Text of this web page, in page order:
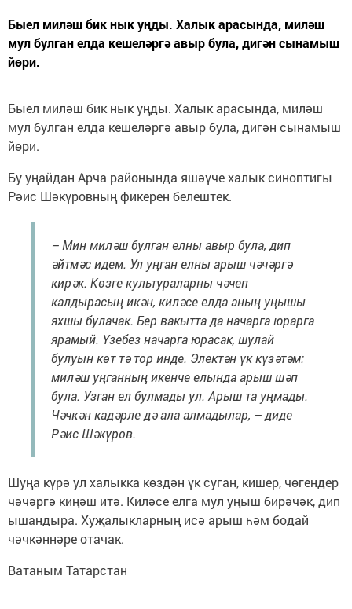
Быел миләш бик нык уңды. Халык арасында, миләш
мул булган елда кешеләргә авыр була, дигән сынамыш
йөри.
Быел миләш бик нык уңды. Халык арасында, миләш
мул булган елда кешеләргә авыр була, дигән сынамыш
йөри.
Бу уңайдан Арча районында яшәүче халык синоптигы
Рәис Шәкүровның фикерен белештек.
– Мин миләш булган елны авыр була, дип
әйтмәс идем. Ул уңган елны арыш чәчәргә
кирәк. Көзге культураларны чәчеп
калдырасың икән, киләсе елда аның уңышы
яхшы булачак. Бер вакытта да начарга юрарга
ярамый. Үзебез начарга юрасак, шулай
булуын көт тә тор инде. Электән үк күзәтәм:
миләш уңганның икенче елында арыш шәп
була. Узган ел булмады ул. Арыш та уңмады.
Чәчкән кадәрле дә ала алмадылар, – диде
Рәис Шәкүров.
Шуңа күрә ул халыкка көздән үк суган, кишер, чөгендер
чәчәргә киңәш итә. Киләсе елга мул уңыш бирәчәк, дип
ышандыра. Хуҗалыкларның исә арыш һәм бодай
чәчкәннәре отачак.
Ватаным Татарстан